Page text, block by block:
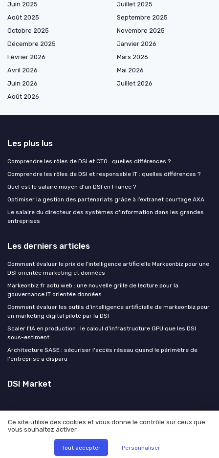
Juin 2025
Juillet 2025
Août 2025
Septembre 2025
Octobre 2025
Novembre 2025
Décembre 2025
Janvier 2026
Février 2026
Mars 2026
Avril 2026
Mai 2026
Juin 2026
Juillet 2026
Août 2026
Les plus lus
Comprendre les rôles de DSI et CTO : quelles différences ?
Comprendre les rôles de DSI et responsable IT : quelles différences ?
Quel est le salaire moyen d'un DSI en France ?
Optimiser la gestion des partenariats grâce à l’extranet courtage AXA
Le salaire du directeur des systèmes d'information dans les grandes
entreprises
Les derniers articles
Comment évaluer le prix de l’intelligence artificielle Markeonbiz pour une
DSI orientée marketing et données
Markeonbiz fr actu web : une nouvelle grille de lecture pour la
gouvernance IT orientée données
Comment évaluer les outils d’intelligence artificielle de markeonbiz pour
un marketing digital piloté par la DSI
Scaler l'IA en production : le calcul d'infrastructure GPU que les DSI
sous-estiment
Architecture SASE : sécuriser l'accès réseau quand le périmètre de
l'entreprise a disparu
DSI Market
Mentions légales
© DSI Market 2026
Ce site utilise des cookies et vous donne le contrôle sur ceux que
vous souhaitez activer
Tout accepter Personnaliser